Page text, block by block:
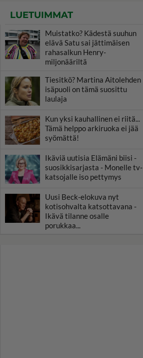
LUETUIMMAT
Muistatko? Kädestä suuhun
elävä Satu sai jättimäisen
rahasalkun Henry-
miljonääriltä
Tiesitkö? Martina Aitolehden
isäpuoli on tämä suosittu
laulaja
Kun yksi kauhallinen ei riitä...
Tämä helppo arkiruoka ei jää
syömättä!
Ikäviä uutisia Elämäni biisi -
suosikkisarjasta - Monelle tv-
katsojalle iso pettymys
Uusi Beck-elokuva nyt
kotisohvalta katsottavana -
Ikävä tilanne osalle
porukkaa...